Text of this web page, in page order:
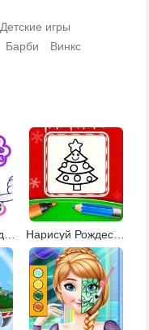
Детские игры
Барби
Винкс
Нарисуй Рождество